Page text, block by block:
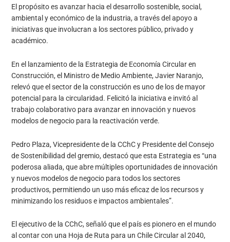
El propósito es avanzar hacia el desarrollo sostenible, social,
ambiental y económico de la industria, a través del apoyo a
iniciativas que involucran a los sectores público, privado y
académico.
En el lanzamiento de la Estrategia de Economía Circular en
Construcción, el Ministro de Medio Ambiente, Javier Naranjo,
relevó que el sector de la construcción es uno de los de mayor
potencial para la circularidad. Felicitó la iniciativa e invitó al
trabajo colaborativo para avanzar en innovación y nuevos
modelos de negocio para la reactivación verde.
Pedro Plaza, Vicepresidente de la CChC y Presidente del Consejo
de Sostenibilidad del gremio, destacó que esta Estrategia es “una
poderosa aliada, que abre múltiples oportunidades de innovación
y nuevos modelos de negocio para todos los sectores
productivos, permitiendo un uso más eficaz de los recursos y
minimizando los residuos e impactos ambientales”.
El ejecutivo de la CChC, señaló que el país es pionero en el mundo
al contar con una Hoja de Ruta para un Chile Circular al 2040,